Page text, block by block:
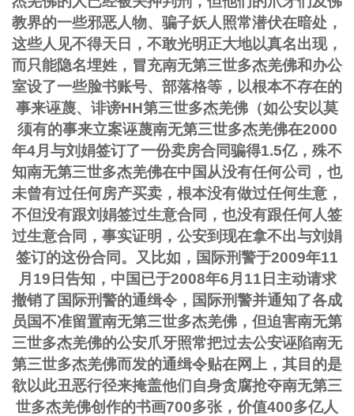
教界的一些邪恶人物、骗子妖人照常潜伏在暗处，
这些人见不得天日，不敢光明正大地以真名出现，
而只能隐名埋姓，冒充南无第三世多杰羌佛和办公
室设了一些脸书账号、部落格等，以根本不存在的
事来诬蔑、诽谤HH第三世多杰羌佛（如公安以莫
须有的事来立案诬蔑南无第三世多杰羌佛在2000
年4月与刘娟签订了一份卖房合同骗得1.5亿，殊不
知南无第三世多杰羌佛在中国从没有任何公司，也
未曾有过任何房产买卖，根本没有做过任何生意，
不但没有跟刘娟签过生意合同，也没有跟任何人签
过生意合同，事实证明，公安到现在拿不出与刘娟
签订的这份合同。又比如，国际刑警于2009年11
月19日告知，中国已于2008年6月11日主动请求
撤销了国际刑警的通缉令，国际刑警并通知了各成
员国不准留置南无第三世多杰羌佛，但迫害南无第
三世多杰羌佛的公安爪牙照常把过去公安诬陷南无
第三世多杰羌佛而发的通缉令贴在网上，其目的是
欲以此丑恶行径来掩盖他们自身贪腐抢夺南无第三
世多杰羌佛创作的书画700多张，价值400多亿人